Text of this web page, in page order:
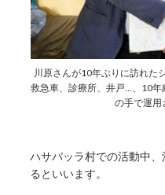
川原さんが10年ぶりに訪れた
救急車、診療所、井戸…、10
の手で運用
ハサバッラ村での活動中
るといいます。